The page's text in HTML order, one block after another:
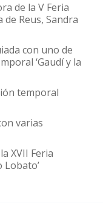
de la V Feria
Reus, Sandra
con uno de
‘Gaudí y la
temporal
varias
XVII Feria
Lobato’